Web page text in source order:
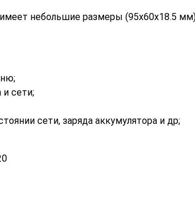
небольшие размеры (95x60x18.5
сети;
сети, заряда аккумулятора и др;